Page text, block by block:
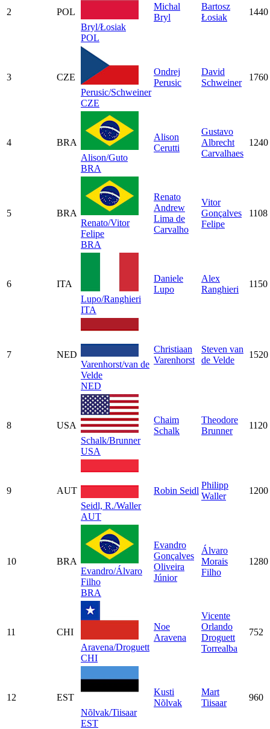
2
POL
Bryl/Łosiak
POL
Michal
Bryl
Bartosz
Łosiak
1440
3
CZE
Perusic/Schweiner
CZE
Ondrej
Perusic
David
Schweiner
1760
4
BRA
Alison/Guto
BRA
Alison
Cerutti
Gustavo
Albrecht
Carvalhaes
1240
5
BRA
Renato/Vitor
Felipe
BRA
Renato
Andrew
Lima de
Carvalho
Vitor
Gonçalves
Felipe
1108
6
ITA
Lupo/Ranghieri
ITA
Daniele
Lupo
Alex
Ranghieri
1150
7
NED
Varenhorst/van de
Velde
NED
Christiaan
Varenhorst
Steven van
de Velde
1520
8
USA
Schalk/Brunner
USA
Chaim
Schalk
Theodore
Brunner
1120
9
AUT
Seidl, R./Waller
AUT
Robin Seidl
Philipp
Waller
1200
10
BRA
Evandro/Álvaro
Filho
BRA
Evandro
Gonçalves
Oliveira
Júnior
Álvaro
Morais
Filho
1280
11
CHI
Aravena/Droguett
CHI
Noe
Aravena
Vicente
Orlando
Droguett
Torrealba
752
12
EST
Nõlvak/Tiisaar
EST
Kusti
Nõlvak
Mart
Tiisaar
960